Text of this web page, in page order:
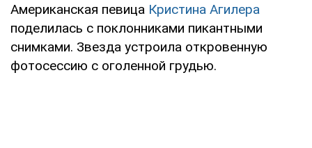
Американская певица Кристина Агилера
поделилась с поклонниками пикантными
снимками. Звезда устроила откровенную
фотосессию с оголенной грудью.